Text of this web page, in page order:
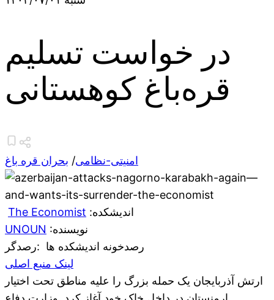
در خواست تسلیم
قره‌باغ کوهستانی
امنیتی-نظامی/ بحران قره باغ
The Economist :اندیشکده
UNOUN
:نویسنده
رصدخونه اندیشکده ها :رصدگر
لینک منبع اصلی
ارتش آذربایجان یک حمله بزرگ را علیه مناطق تحت اختیار